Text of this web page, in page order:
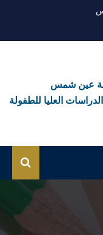
عين شمس
العليا للطفولة